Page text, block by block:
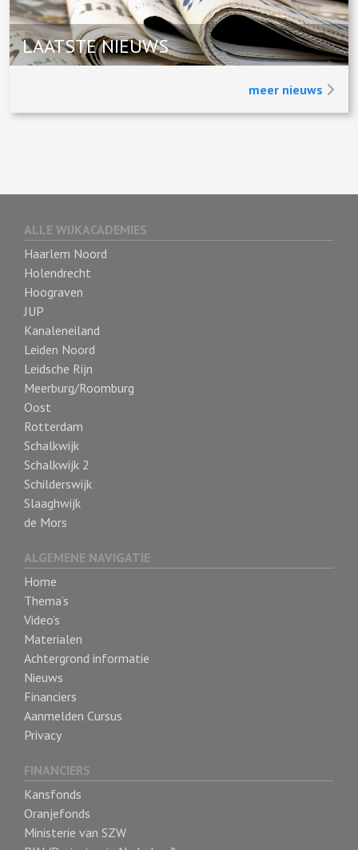
LAATSTE NIEUWS
meer nieuws
ALLE WIJKACADEMIES
Haarlem Noord
Holendrecht
Hoograven
JUP
Kanaleneiland
Leiden Noord
Leidsche Rijn
Meerburg/Roomburg
Oost
Rotterdam
Schalkwijk
Schalkwijk 2
Schilderswijk
Slaaghwijk
de Mors
ALGEMENE NAVIGATIE
Home
Thema’s
Video’s
Materialen
Achtergrond informatie
Nieuws
Financiers
Aanmelden Cursus
Privacy
FINANCIERS
Kansfonds
Oranjefonds
Ministerie van SZW